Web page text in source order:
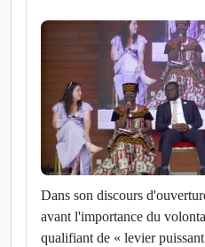
Dans son discours
avant l'importance du
qualifiant de « levier